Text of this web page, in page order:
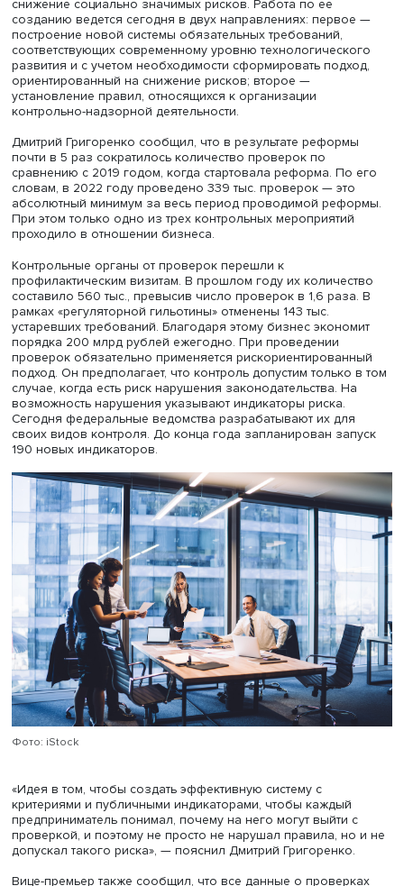
Реформа контрольно-надзорной деятельности
устранение избыточной административной нагрузки на
субъекты предпринимательской деятельности. Достичь
цели планируется через отмену всех существующих
нормативных актов в сфере надзора и контроля и
современной эффективной системы государственного
контроля (надзора). Новая система будет направлена
созданию ведется сегодня в двух направлениях:
построение новой системы обязательных требований,
соответствующих современному уровню
развития и с учетом необходимости сформировать
ориентированный на снижение рисков; второе —
установление правил, относящихся к организации
Дмитрий Григоренко сообщил, что в результате
почти в 5 раз сократилось количество проверок по
сравнению с 2019 годом, когда стартовала реформа.
словам, в 2022 году проведено 339 тыс. проверок —
абсолютный минимум за весь период проводимой
При этом только одно из трех контрольных
проходило в отношении бизнеса.
Контрольные органы от проверок перешли к
профилактическим визитам. В прошлом году их
составило 560 тыс., превысив число проверок в 1,6
рамках «регуляторной гильотины» отменены 143 тыс.
устаревших требований. Благодаря этому бизнес
порядка 200 млрд рублей ежегодно. При проведении
проверок обязательно применяется
подход. Он предполагает, что контроль допустим
случае, когда есть риск нарушения законодательства.
возможность нарушения указывают индикаторы риска.
Сегодня федеральные ведомства разрабатывают их
своих видов контроля. До конца года запланирован
190 новых индикаторов.